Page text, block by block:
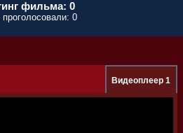
фильма: 0
проголосовали: 0
Видеоплеер 1